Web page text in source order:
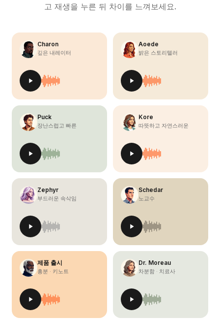
고 재생을 누른 뒤 차이를 느껴보세요.
Charon
깊은 내레이터
Aoede
밝은 스토리텔러
Puck
장난스럽고 빠른
Kore
따뜻하고 자연스러운
Zephyr
부드러운 속삭임
Schedar
노교수
제품 출시
흥분 · 키노트
Dr. Moreau
차분함 · 치료사